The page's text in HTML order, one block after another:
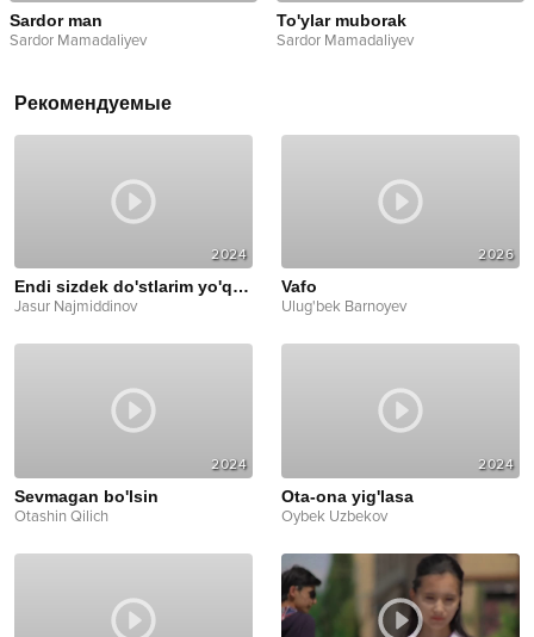
Sardor man
Sardor Mamadaliyev
To'ylar muborak
Sardor Mamadaliyev
Рекомендуемые
2024
Endi sizdek do'stlarim yo'q deyman
Jasur Najmiddinov
2026
Vafo
Ulug'bek Barnoyev
2024
Sevmagan bo'lsin
Otashin Qilich
2024
Ota-ona yig'lasa
Oybek Uzbekov